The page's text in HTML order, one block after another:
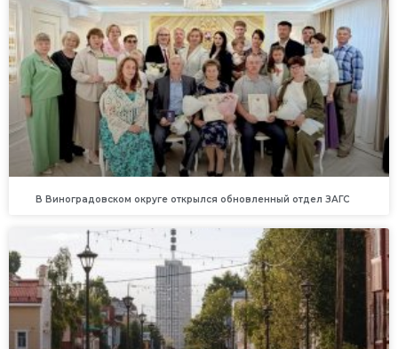
В Виноградовском округе открылся обновленный отдел ЗАГС